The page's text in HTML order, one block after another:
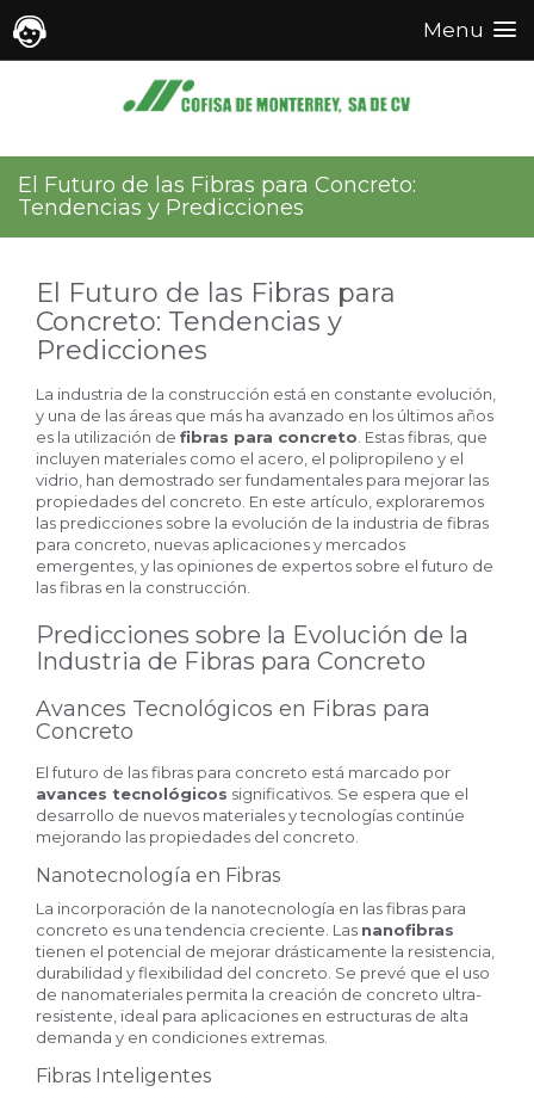
Menu
Menu
El Futuro de las Fibras para Concreto:
Tendencias y Predicciones
El Futuro de las Fibras para
Concreto: Tendencias y
Predicciones
La industria de la construcción está en constante evolución,
y una de las áreas que más ha avanzado en los últimos años
es la utilización de fibras para concreto . Estas fibras, que
incluyen materiales como el acero, el polipropileno y el
vidrio, han demostrado ser fundamentales para mejorar las
propiedades del concreto. En este artículo, exploraremos
las predicciones sobre la evolución de la industria de fibras
para concreto, nuevas aplicaciones y mercados
emergentes, y las opiniones de expertos sobre el futuro de
las fibras en la construcción.
Predicciones sobre la Evolución de la
Industria de Fibras para Concreto
Avances Tecnológicos en Fibras para
Concreto
El futuro de las fibras para concreto está marcado por
avances tecnológicos significativos. Se espera que el
desarrollo de nuevos materiales y tecnologías continúe
mejorando las propiedades del concreto.
Nanotecnología en Fibras
La incorporación de la nanotecnología en las fibras para
concreto es una tendencia creciente. Las nanofibras
tienen el potencial de mejorar drásticamente la resistencia,
durabilidad y flexibilidad del concreto. Se prevé que el uso
de nanomateriales permita la creación de concreto ultra-
resistente, ideal para aplicaciones en estructuras de alta
demanda y en condiciones extremas.
Fibras Inteligentes